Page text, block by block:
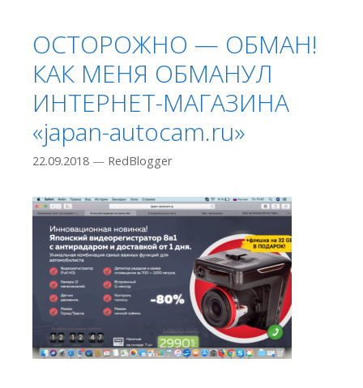
ОСТОРОЖНО — ОБМАН!
КАК МЕНЯ ОБМАНУЛ
ИНТЕРНЕТ-МАГАЗИНА
«japan-autocam.ru»
22.09.2018 — RedBlogger